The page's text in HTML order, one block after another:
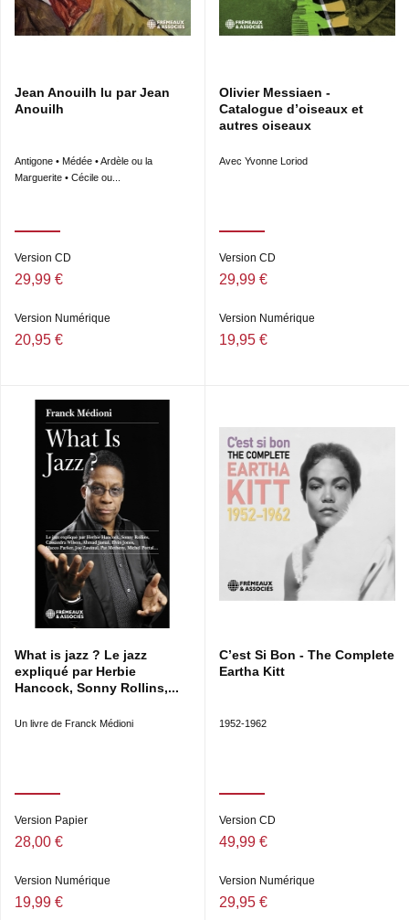
Jean Anouilh lu par Jean
Anouilh
Antigone • Médée • Ardèle ou la
Marguerite • Cécile ou...
Version CD
29,99 €
Version Numérique
20,95 €
Olivier Messiaen -
Catalogue d’oiseaux et
autres oiseaux
Avec Yvonne Loriod
Version CD
29,99 €
Version Numérique
19,95 €
What is jazz ? Le jazz
expliqué par Herbie
Hancock, Sonny Rollins,...
Un livre de Franck Médioni
Version Papier
28,00 €
Version Numérique
19,99 €
C’est Si Bon - The Complete
Eartha Kitt
1952-1962
Version CD
49,99 €
Version Numérique
29,95 €